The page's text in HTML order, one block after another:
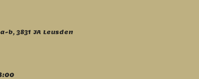
b, 3831 JA Leusden